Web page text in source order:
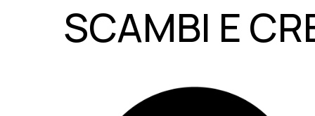
SCAMBI E